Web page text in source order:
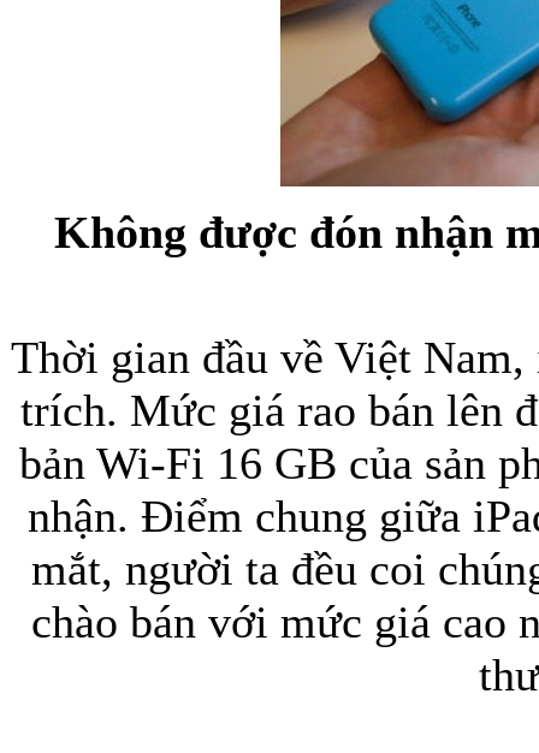
Bao da samsung
Bao da Samsung
Ốp lưng iPhone
Không được đón nhận
Thời gian đầu về Việt
trích. Mức giá rao bán lên
bản Wi-Fi 16 GB của sản
nhận. Điểm chung giữa
mắt, người ta đều coi
chào bán với mức giá cao